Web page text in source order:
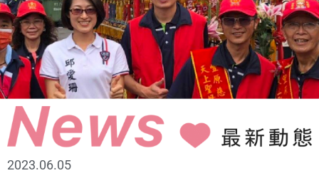
2023.06.05